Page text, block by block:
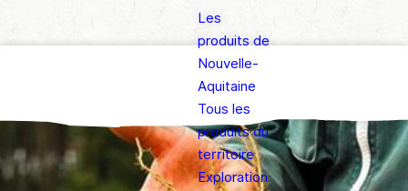
Les
produits de
Nouvelle-
Aquitaine
Tous les
produits du
territoire
Exploration